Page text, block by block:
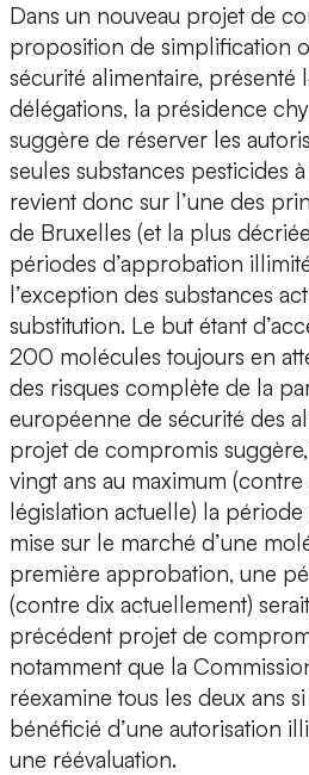
Dans un nouveau projet de
proposition de simplification
sécurité alimentaire, présenté
délégations, la présidence
suggère de réserver les
seules substances pesticides
revient donc sur l’une des
de Bruxelles (et la plus
périodes d’approbation
l’exception des substances
substitution. Le but étant
200 molécules toujours en
des risques complète de la
européenne de sécurité des
projet de compromis
vingt ans au maximum
législation actuelle) la
mise sur le marché d’une
première approbation, une
(contre dix actuellement)
précédent projet de
notamment que la
réexamine tous les deux ans
bénéficié d’une autorisation
une réévaluation.